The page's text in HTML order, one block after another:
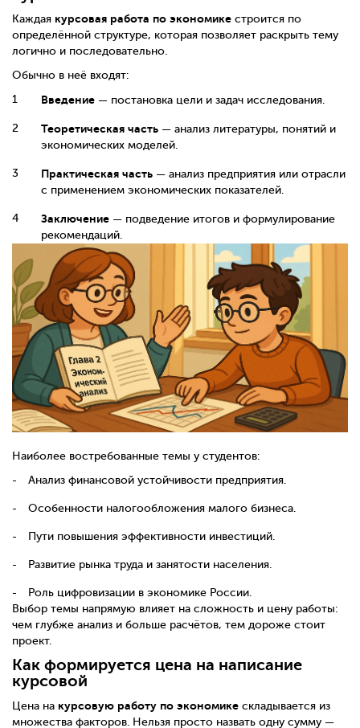
Каждая курсовая работа по экономике строится по
определённой структуре, которая позволяет раскрыть тему
логично и последовательно.
Обычно в неё входят:
Введение — постановка цели и задач исследования.
Теоретическая часть — анализ литературы, понятий и
экономических моделей.
Практическая часть — анализ предприятия или отрасли
с применением экономических показателей.
Заключение — подведение итогов и формулирование
рекомендаций.
Наиболее востребованные темы у студентов:
Анализ финансовой устойчивости предприятия.
Особенности налогообложения малого бизнеса.
Пути повышения эффективности инвестиций.
Развитие рынка труда и занятости населения.
Роль цифровизации в экономике России.
Выбор темы напрямую влияет на сложность и цену работы:
чем глубже анализ и больше расчётов, тем дороже стоит
проект.
Как формируется цена на написание
курсовой
Цена на курсовую работу по экономике складывается из
множества факторов. Нельзя просто назвать одну сумму —